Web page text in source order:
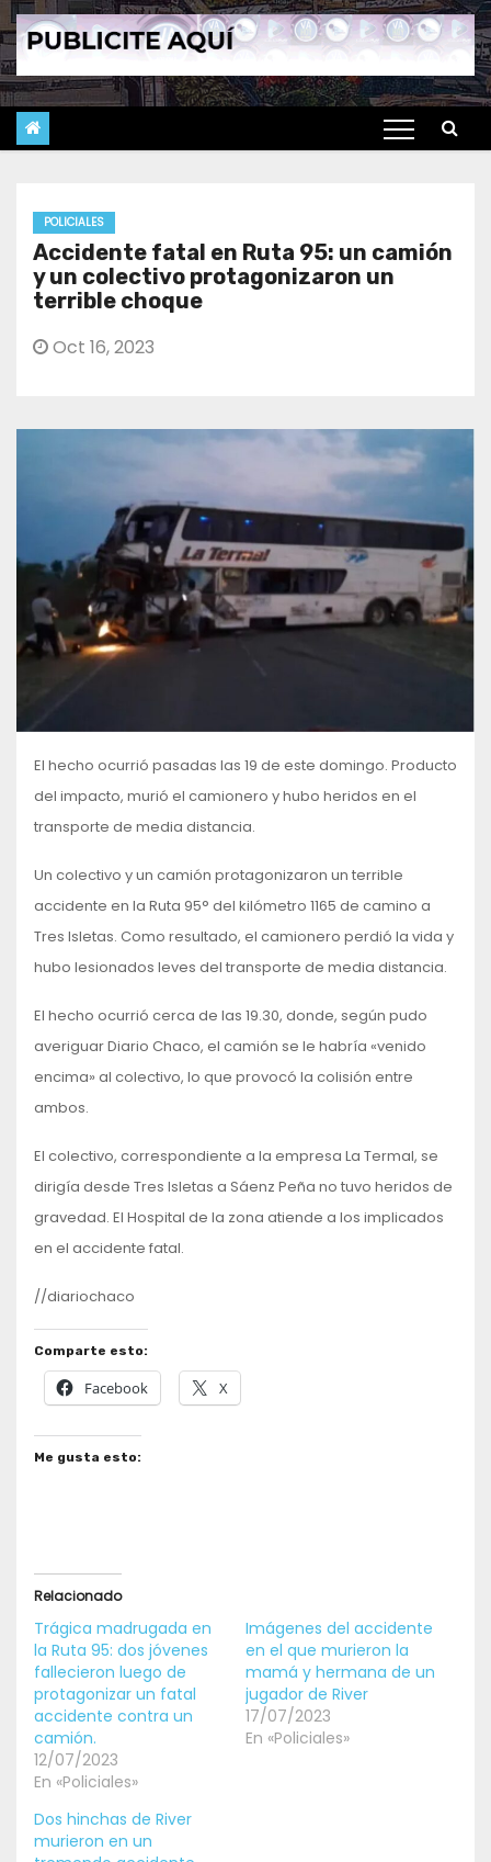
POLICIALES
Accidente fatal en Ruta 95: un camión
y un colectivo protagonizaron un
terrible choque
Oct 16, 2023
El hecho ocurrió pasadas las 19 de este domingo. Producto
del impacto, murió el camionero y hubo heridos en el
transporte de media distancia.
Un colectivo y un camión protagonizaron un terrible
accidente en la Ruta 95° del kilómetro 1165 de camino a
Tres Isletas. Como resultado, el camionero perdió la vida y
hubo lesionados leves del transporte de media distancia.
El hecho ocurrió cerca de las 19.30, donde, según pudo
averiguar Diario Chaco, el camión se le habría «venido
encima» al colectivo, lo que provocó la colisión entre
ambos.
El colectivo, correspondiente a la empresa La Termal, se
dirigía desde Tres Isletas a Sáenz Peña no tuvo heridos de
gravedad. El Hospital de la zona atiende a los implicados
en el accidente fatal.
//diariochaco
Comparte esto:
Facebook X
Me gusta esto:
Relacionado
Trágica madrugada en
la Ruta 95: dos jóvenes
fallecieron luego de
protagonizar un fatal
accidente contra un
camión.
12/07/2023
En «Policiales»
Imágenes del accidente
en el que murieron la
mamá y hermana de un
jugador de River
17/07/2023
En «Policiales»
Dos hinchas de River
murieron en un